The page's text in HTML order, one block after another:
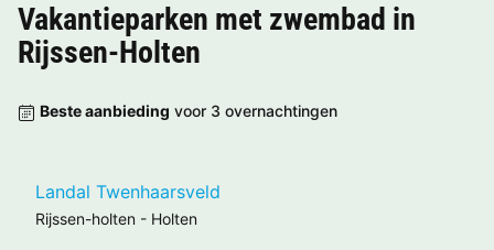
Vakantieparken met zwembad in
Rijssen-Holten
Beste aanbieding voor 3 overnachtingen
Landal Twenhaarsveld
Rijssen-holten - Holten